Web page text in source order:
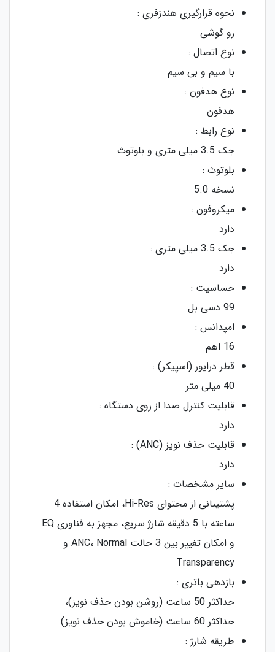
نحوه قرارگیری هندزفری :
رو گوشی
نوع اتصال :
با سیم و بی‌ سیم
نوع هدفون :
هدفون
نوع رابط :
جک 3.5 میلی متری و بلوتوث
بلوتوث :
نسخه 5.0
میکروفون :
دارد
جک 3.5 میلی‌ متری :
دارد
حساسیت :
99 دسی بل
امپدانس :
16 اهم
قطر درایور (اسپیکر) :
40 میلی متر
قابلیت کنترل صدا از روی دستگاه :
دارد
قابلیت حذف نویز (ANC) :
دارد
سایر مشخصات :
پشتیبانی از محتوای Hi-Res، امکان استفاده 4
ساعته با 5 دقیقه شارژ سریع، مجهز به فناوری EQ
و امکان تغییر بین 3 حالت ANC، Normal و
Transparency
بازدهی باتری :
حداکثر 50 ساعت (روشن بودن حذف نویز)،
حداکثر 60 ساعت (خاموش بودن حذف نویز)
طریقه شارژ :